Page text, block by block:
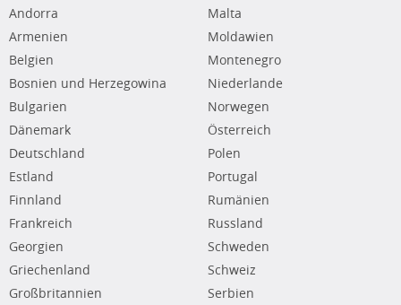
Andorra
Armenien
Belgien
Bosnien und Herzegowina
Bulgarien
Dänemark
Deutschland
Estland
Finnland
Frankreich
Georgien
Griechenland
Großbritannien
Malta
Moldawien
Montenegro
Niederlande
Norwegen
Österreich
Polen
Portugal
Rumänien
Russland
Schweden
Schweiz
Serbien